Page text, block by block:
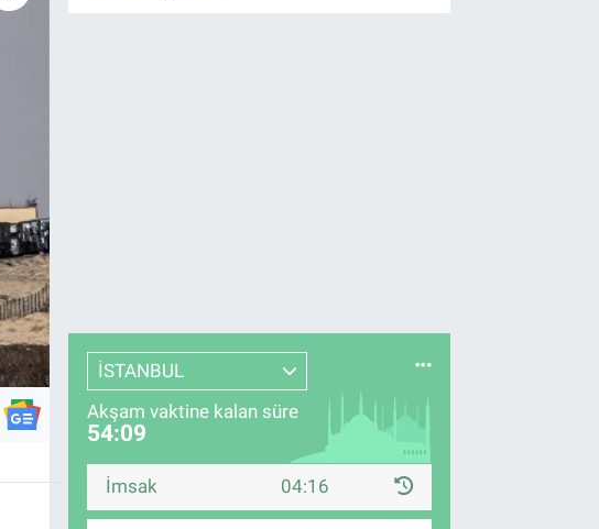
İSTANBUL
Akşam vaktine kalan süre
54:08
İmsak 04:16